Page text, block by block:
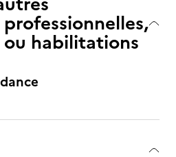
habilitations